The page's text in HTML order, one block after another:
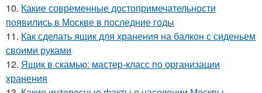
10. Какие современные достопримечательности
появились в Москве в последние годы
11. Как сделать ящик для хранения на балкон с сиденьем
своими руками
12. Ящик в скамью: мастер-класс по организации
хранения